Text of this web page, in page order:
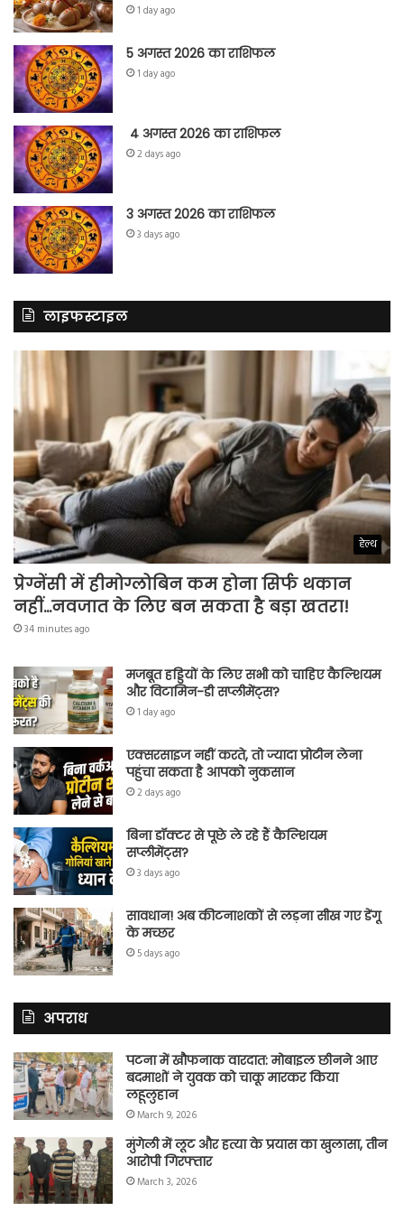
1 day ago
5 अगस्त 2026 का राशिफल
1 day ago
4 अगस्त 2026 का राशिफल
2 days ago
3 अगस्त 2026 का राशिफल
3 days ago
लाइफस्टाइल
हेल्थ
प्रेग्नेंसी में हीमोग्लोबिन कम होना सिर्फ थकान
नहीं…नवजात के लिए बन सकता है बड़ा खतरा!
34 minutes ago
मजबूत हड्डियों के लिए सभी को चाहिए कैल्शियम
और विटामिन-डी सप्लीमेंट्स?
1 day ago
एक्सरसाइज नहीं करते, तो ज्यादा प्रोटीन लेना
पहुंचा सकता है आपको नुकसान
2 days ago
बिना डॉक्टर से पूछे ले रहे हैं कैल्शियम
सप्लीमेंट्स?
3 days ago
सावधान! अब कीटनाशकों से लड़ना सीख गए डेंगू
के मच्छर
5 days ago
अपराध
पटना में खौफनाक वारदात: मोबाइल छीनने आए
बदमाशों ने युवक को चाकू मारकर किया
लहूलुहान
March 9, 2026
मुंगेली में लूट और हत्या के प्रयास का खुलासा, तीन
आरोपी गिरफ्तार
March 3, 2026